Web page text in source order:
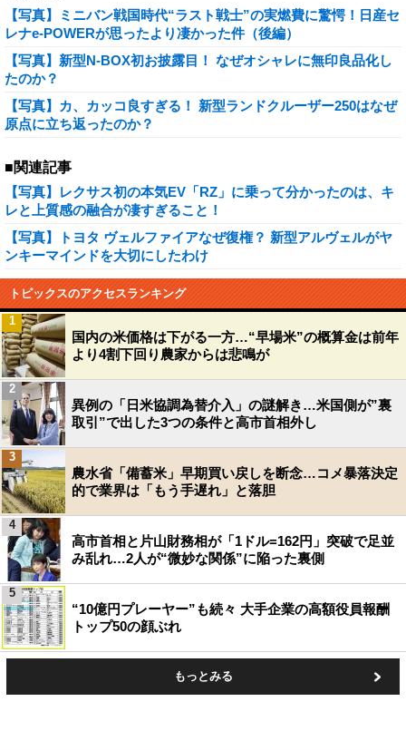
【写真】ミニバン戦国時代“ラスト戦士”の実燃費に驚愕！日産セ
レナe-POWERが思ったより凄かった件（後編）
【写真】新型N-BOX初お披露目！ なぜオシャレに無印良品化し
たのか？
【写真】カ、カッコ良すぎる！ 新型ランドクルーザー250はなぜ
原点に立ち返ったのか？
■関連記事
【写真】レクサス初の本気EV「RZ」に乗って分かったのは、キ
レと上質感の融合が凄すぎること！
【写真】トヨタ ヴェルファイアなぜ復権？ 新型アルヴェルがヤ
ンキーマインドを大切にしたわけ
トピックスのアクセスランキング
国内の米価格は下がる一方…“早場米”の概算金は前年
より4割下回り農家からは悲鳴が
1
異例の「日米協調為替介入」の謎解き…米国側が”裏
取引”で出した3つの条件と高市首相外し
2
農水省「備蓄米」早期買い戻しを断念…コメ暴落決定
的で業界は「もう手遅れ」と落胆
3
高市首相と片山財務相が「1ドル=162円」突破で足並
み乱れ…2人が“微妙な関係”に陥った裏側
4
“10億円プレーヤー”も続々 大手企業の高額役員報酬
トップ50の顔ぶれ
5
もっとみる